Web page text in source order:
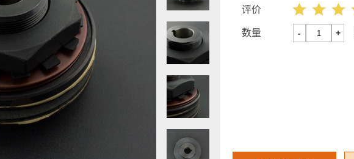
评价
数量 - +